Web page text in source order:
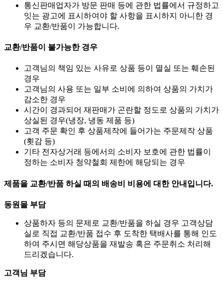
통신판매업자가 방문 판매 등에 관한 법률에서 규정하고
잇는 광고에 표시하여야 할 사항을 표시하지 아니한 경
우 교환/반품이 가능합니다.
교환/반품이 불가능한 경우
고객님의 책임 있는 사유로 상품 등이 멸실 또는 훼손된
경우
고객님의 사용 또는 일부 소비에 의하여 상품의 가치가
감소한 경우
시간이 경과되어 재판매가 곤란할 정도로 상품의 가치가
상실된 경우(냉장, 냉동 제품 등)
고객 주문 확인 후 상품제작에 들어가는 주문제작 상품
(횟감 등)
기타 전자상거래 등에서의 소비자 보호에 관한 법률이
정하는 소비자 청약철회 제한에 해당되는 경우
제품을 교환/반품 하실 때의 배송비 비용에 대한 안내입니다.
동원몰 부담
상품하자 등의 문제로 교환/반품을 하실 경우 고객상담
실로 직접 교환/반품 접수 후 도착한 택배사를 통해 인도
하여 주시면 해당상품을 재발송 혹은 주문취소 처리해
드리겠습니다.
고객님 부담